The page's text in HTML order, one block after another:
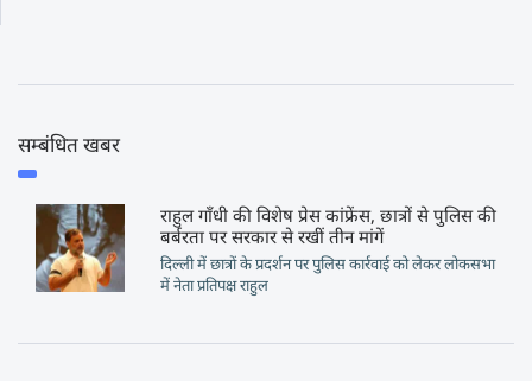
सम्बंधित खबर
राहुल गाँधी की विशेष प्रेस कांफ्रेंस, छात्रों से पुलिस की
बर्बरता पर सरकार से रखीं तीन मांगें
दिल्ली में छात्रों के प्रदर्शन पर पुलिस कार्रवाई को लेकर लोकसभा
में नेता प्रतिपक्ष राहुल